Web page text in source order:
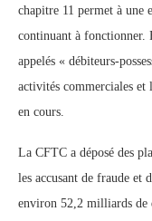
chapitre 11 permet à une
continuant à fonctionner.
appelés « débiteurs-
activités commerciales
en cours.
La CFTC a déposé des
les accusant de fraude et
environ 52,2 milliards de